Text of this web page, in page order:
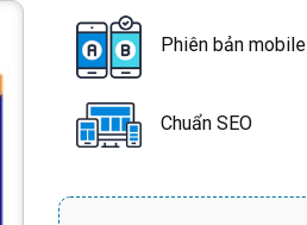
Phiên bản mobile
Chuẩn SEO